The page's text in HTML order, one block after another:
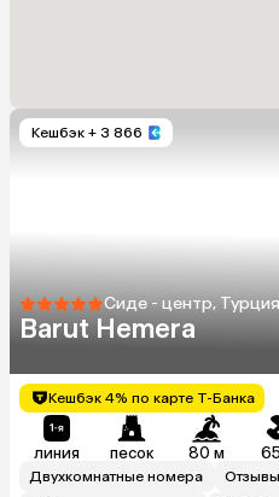
Кешбэк + 3 866
Сиде - центр, Турция
Barut Hemera
Кешбэк 4% по карте Т-Банка
линия песок 80 м
Двухкомнатные номера
Отзывы